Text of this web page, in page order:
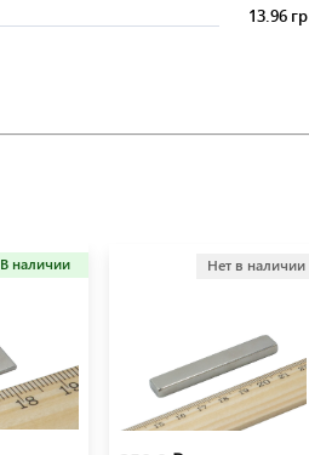
13.96 гр
В наличии Нет в наличии